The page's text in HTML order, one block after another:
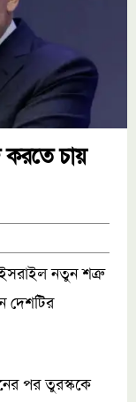
চায়
ইসরাইল নতুন শত্রু
দেশটির
পর তুরস্ককে